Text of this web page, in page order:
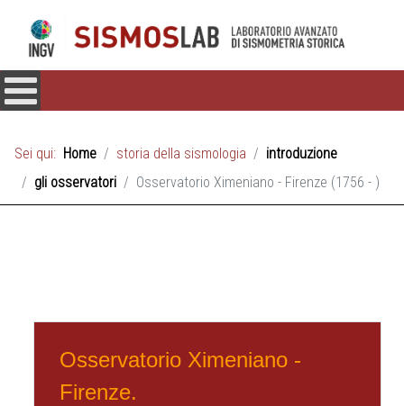
Sei qui: Home storia della sismologia
introduzione
gli osservatori
Osservatorio Ximeniano - Firenze (1756 - )
Osservatorio Ximeniano -
Firenze.